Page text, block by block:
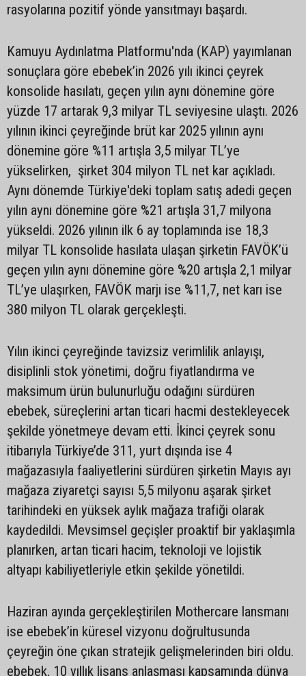
rasyolarına pozitif yönde yansıtmayı başardı.
Kamuyu Aydınlatma Platformu'nda (KAP) yayımlanan
sonuçlara göre ebebek’in 2026 yılı ikinci çeyrek
konsolide hasılatı, geçen yılın aynı dönemine göre
yüzde 17 artarak 9,3 milyar TL seviyesine ulaştı. 2026
yılının ikinci çeyreğinde brüt kar 2025 yılının aynı
dönemine göre %11 artışla 3,5 milyar TL’ye
yükselirken, şirket 304 milyon TL net kar açıkladı.
Aynı dönemde Türkiye'deki toplam satış adedi geçen
yılın aynı dönemine göre %21 artışla 31,7 milyona
yükseldi. 2026 yılının ilk 6 ay toplamında ise 18,3
milyar TL konsolide hasılata ulaşan şirketin FAVÖK’ü
geçen yılın aynı dönemine göre %20 artışla 2,1 milyar
TL’ye ulaşırken, FAVÖK marjı ise %11,7, net karı ise
380 milyon TL olarak gerçekleşti.
Yılın ikinci çeyreğinde tavizsiz verimlilik anlayışı,
disiplinli stok yönetimi, doğru fiyatlandırma ve
maksimum ürün bulunurluğu odağını sürdüren
ebebek, süreçlerini artan ticari hacmi destekleyecek
şekilde yönetmeye devam etti. İkinci çeyrek sonu
itibarıyla Türkiye’de 311, yurt dışında ise 4
mağazasıyla faaliyetlerini sürdüren şirketin Mayıs ayı
mağaza ziyaretçi sayısı 5,5 milyonu aşarak şirket
tarihindeki en yüksek aylık mağaza trafiği olarak
kaydedildi. Mevsimsel geçişler proaktif bir yaklaşımla
planırken, artan ticari hacim, teknoloji ve lojistik
altyapı kabiliyetleriyle etkin şekilde yönetildi.
Haziran ayında gerçekleştirilen Mothercare lansmanı
ise ebebek’in küresel vizyonu doğrultusunda
çeyreğin öne çıkan stratejik gelişmelerinden biri oldu.
ebebek, 10 yıllık lisans anlaşması kapsamında dünya